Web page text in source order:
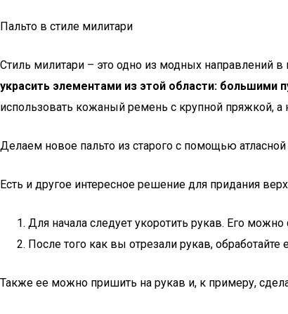
Пальто в стиле милитари
Стиль милитари – это одно из модных направлений
украсить элементами из этой области: большими
использовать кожаный ремень с крупной пряжкой, а
Делаем новое пальто из старого с помощью
Есть и другое интересное решение для придания
Для начала следует укоротить рукав. Его можно
После того как вы отрезали рукав, обработайте
Также ее можно пришить на рукав и, к примеру,